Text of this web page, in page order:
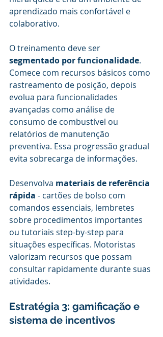
aprendizado mais confortável e
colaborativo.
O treinamento deve ser
segmentado por funcionalidade.
Comece com recursos básicos como
rastreamento de posição, depois
evolua para funcionalidades
avançadas como análise de
consumo de combustível ou
relatórios de manutenção
preventiva. Essa progressão gradual
evita sobrecarga de informações.
Desenvolva materiais de referência
rápida - cartões de bolso com
comandos essenciais, lembretes
sobre procedimentos importantes
ou tutoriais step-by-step para
situações específicas. Motoristas
valorizam recursos que possam
consultar rapidamente durante suas
atividades.
Estratégia 3: gamificação e
sistema de incentivos